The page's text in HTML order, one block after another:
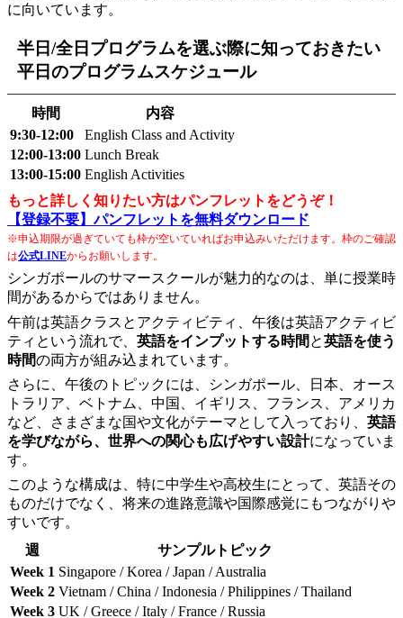
に向いています。
半日/全日プログラムを選ぶ際に知っておきたい
平日のプログラムスケジュール
時間
内容
9:30-12:00
English Class and Activity
12:00-13:00 Lunch Break
13:00-15:00 English Activities
もっと詳しく知りたい方はパンフレットをどうぞ！
【登録不要】パンフレットを無料ダウンロード
※申込期限が過ぎていても枠が空いていればお申込みいただけます。枠のご確認
は公式LINEからお願いします。
シンガポールのサマースクールが魅力的なのは、単に授業時
間があるからではありません。
午前は英語クラスとアクティビティ、午後は英語アクティビ
ティという流れで、 英語をインプットする時間 と英語を使う
時間の両方が組み込まれています。
さらに、午後のトピックには、シンガポール、日本、オース
トラリア、ベトナム、中国、イギリス、フランス、アメリカ
など、さまざまな国や文化がテーマとして入っており、 英語
を学びながら、世界への関心も広げやすい設計になっていま
す。
このような構成は、特に中学生や高校生にとって、英語その
ものだけでなく、将来の進路意識や国際感覚にもつながりや
すいです。
週
サンプルトピック
Week 1 Singapore / Korea / Japan / Australia
Week 2 Vietnam / China / Indonesia / Philippines / Thailand
Week 3 UK / Greece / Italy / France / Russia